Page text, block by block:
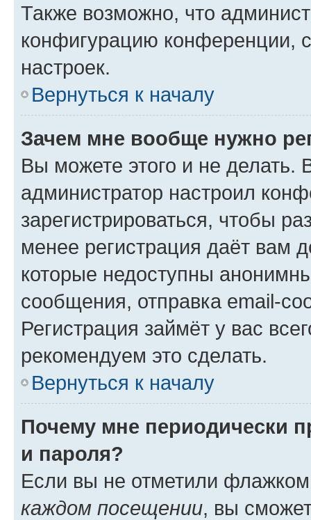
Также возможно, что
конфигурацию конференции,
настроек.
Вернуться к началу
Зачем мне вообще нужно
Вы можете этого и не делать.
администратор настроил
зарегистрироваться, чтобы
менее регистрация даёт вам
которые недоступны
сообщения, отправка email-
Регистрация займёт у вас
рекомендуем это сделать.
Вернуться к началу
Почему мне периодически
и пароля?
Если вы не отметили
каждом посещении, вы